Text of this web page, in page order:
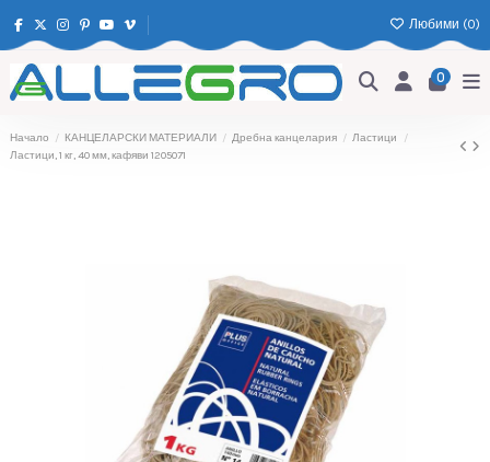
Любими (0)
0
Начало КАНЦЕЛАРСКИ МАТЕРИАЛИ Дребна канцелария
Ластици
Ластици, 1 кг, 40 мм, кафяви 1205071